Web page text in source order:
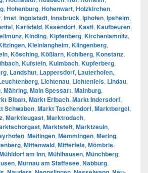
, Hohenburg, Hohenwart, Holzkirchen,
, Imst, Ingolstadt, Innsbruck, Iphofen, Ipsheim,
, Karlsfeld, Kasendorf, Kastl, Kaufbeuren,
, Kinding, Kipfenberg, Kirchenlamnitz,
, Kleinlangheim, Klingenberg,
, Kösching, Kößlarn, Kohlberg, Konstanz,
, Kufstein, Kulmbach, Kupferberg,
, Landshut, Lappersdorf, Lauterhofen,
, Lichtenau, Lichtenfels, Lindau,
, Mähring, Main Spessart, Mainburg,
Bibart, Markt Erlbach, Markt Indersdorf,
Schwaben, Markt Taschendorf, Marktbergel,
, Marktleugast, Marktrodach,
, Marktsteft, Marktzeuln,
, Meitingen, Memmingen, Mering,
, Mittenwald, Mitterfels, Mömbris,
am Inn, Mühlhausen, Münchberg,
, Murnau am Staffesee, Nabburg,